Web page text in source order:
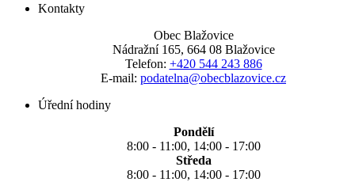
Kontakty
Obec Blažovice
Nádražní 165, 664 08 Blažovice
Telefon: +420 544 243 886
E-mail: podatelna@obecblazovice.cz
Úřední hodiny
Pondělí
8:00 - 11:00, 14:00 - 17:00
Středa
8:00 - 11:00, 14:00 - 17:00